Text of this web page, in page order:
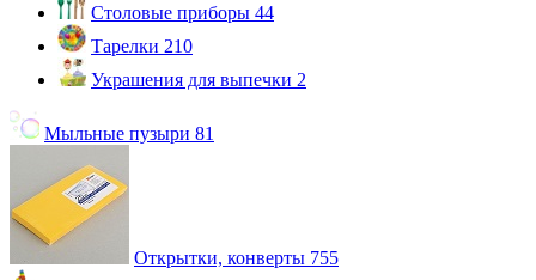
Столовые приборы 44
Тарелки 210
Украшения для выпечки 2
Мыльные пузыри 81
Открытки, конверты 755